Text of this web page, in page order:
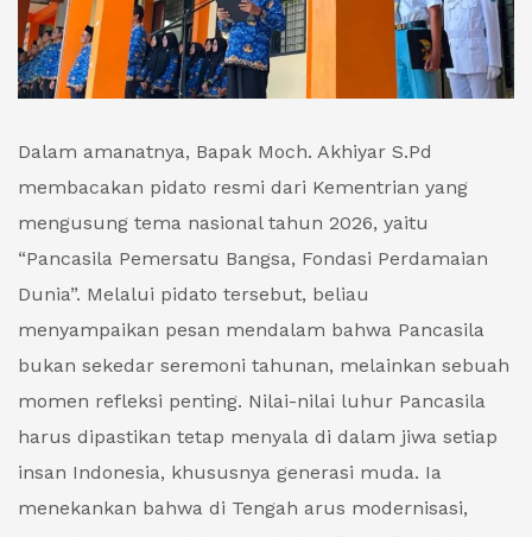
Dalam amanatnya, Bapak Moch. Akhiyar S.Pd
membacakan pidato resmi dari Kementrian yang
mengusung tema nasional tahun 2026, yaitu
“Pancasila Pemersatu Bangsa, Fondasi Perdamaian
Dunia”. Melalui pidato tersebut, beliau
menyampaikan pesan mendalam bahwa Pancasila
bukan sekedar seremoni tahunan, melainkan sebuah
momen refleksi penting. Nilai-nilai luhur Pancasila
harus dipastikan tetap menyala di dalam jiwa setiap
insan Indonesia, khususnya generasi muda. Ia
menekankan bahwa di Tengah arus modernisasi,